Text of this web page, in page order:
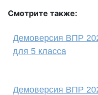
Смотрите также:
Демоверсия ВПР
для 5 класса
Демоверсия ВПР